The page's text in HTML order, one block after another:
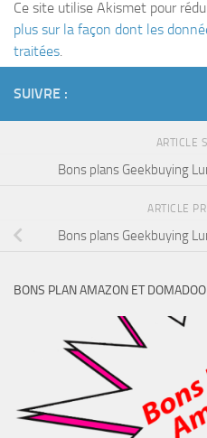
Ce site utilise Akismet pour
plus sur la façon dont les
traitées.
SUIVRE :
ARTICLE
Bons plans Geekbuying
ARTICLE
Bons plans Geekbuying
BONS PLAN AMAZON ET DOMADOO